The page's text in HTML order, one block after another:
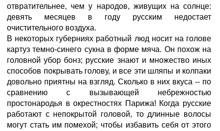
отвратительнее, чем у народов, живущих на солнце:
девять месяцев в году русским недостает
очистительного воздуха.
В некоторых губерниях работный люд носит на голове
картуз темно-синего сукна в форме мяча. Он похож на
головной убор бонз; русские знают и множество иных
способов покрывать голову, и все эти шляпы и колпаки
довольно приятны на взгляд. Сколько в них вкуса -- по
сравнению с вызывающей небрежностью
простонародья в окрестностях Парижа! Когда русские
работают с непокрытой головой, то длинные волосы
могут стать им помехой; чтобы избавить себя от этого